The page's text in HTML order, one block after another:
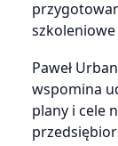
Paweł
wspomina
plany i cele